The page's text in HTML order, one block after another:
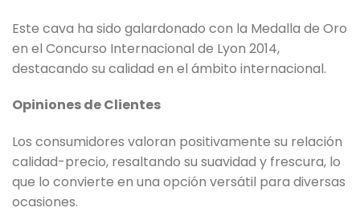
Este cava ha sido galardonado con la Medalla de Oro
en el Concurso Internacional de Lyon 2014,
destacando su calidad en el ámbito internacional.
Opiniones de Clientes
Los consumidores valoran positivamente su relación
calidad-precio, resaltando su suavidad y frescura, lo
que lo convierte en una opción versátil para diversas
ocasiones.